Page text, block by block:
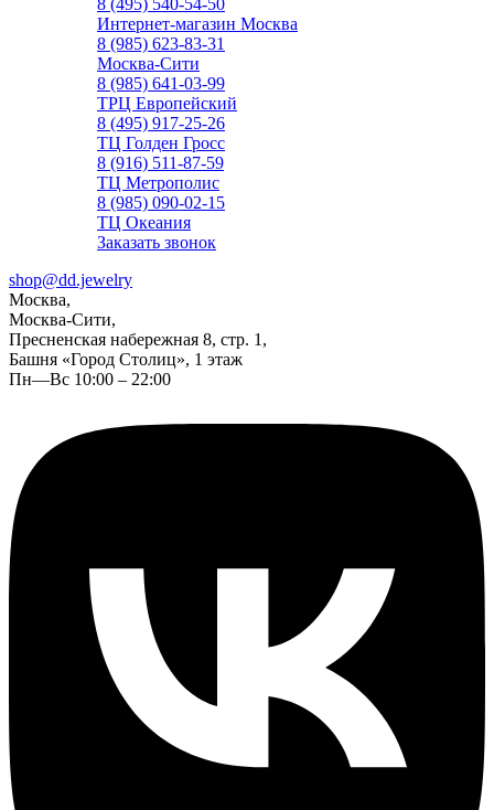
8 (495) 540-54-50
Интернет-магазин Москва
8 (985) 623-83-31
Москва-Сити
8 (985) 641-03-99
ТРЦ Европейский
8 (495) 917-25-26
ТЦ Голден Гросс
8 (916) 511-87-59
ТЦ Метрополис
8 (985) 090-02-15
ТЦ Океания
Заказать звонок
shop@dd.jewelry
Москва,
Москва-Сити,
Пресненская набережная 8, стр. 1,
Башня «Город Столиц», 1 этаж
Пн—Вс 10:00 – 22:00